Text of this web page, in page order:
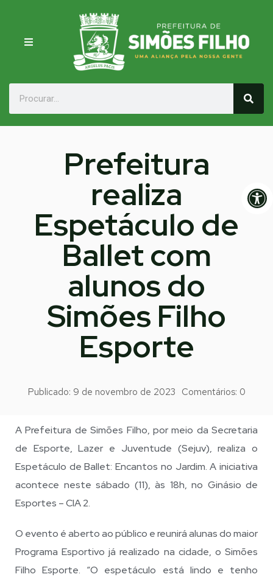
Prefeitura
realiza
Espetáculo de
Ballet com
alunos do
Simões Filho
Esporte
Publicado: 9 de novembro de 2023 Comentários: 0
A Prefeitura de Simões Filho, por meio da Secretaria
de Esporte, Lazer e Juventude (Sejuv), realiza o
Espetáculo de Ballet: Encantos no Jardim. A iniciativa
acontece neste sábado (11), às 18h, no Ginásio de
Esportes – CIA 2.
O evento é aberto ao público e reunirá alunas do maior
Programa Esportivo já realizado na cidade, o Simões
Filho Esporte. “O espetáculo está lindo e tenho